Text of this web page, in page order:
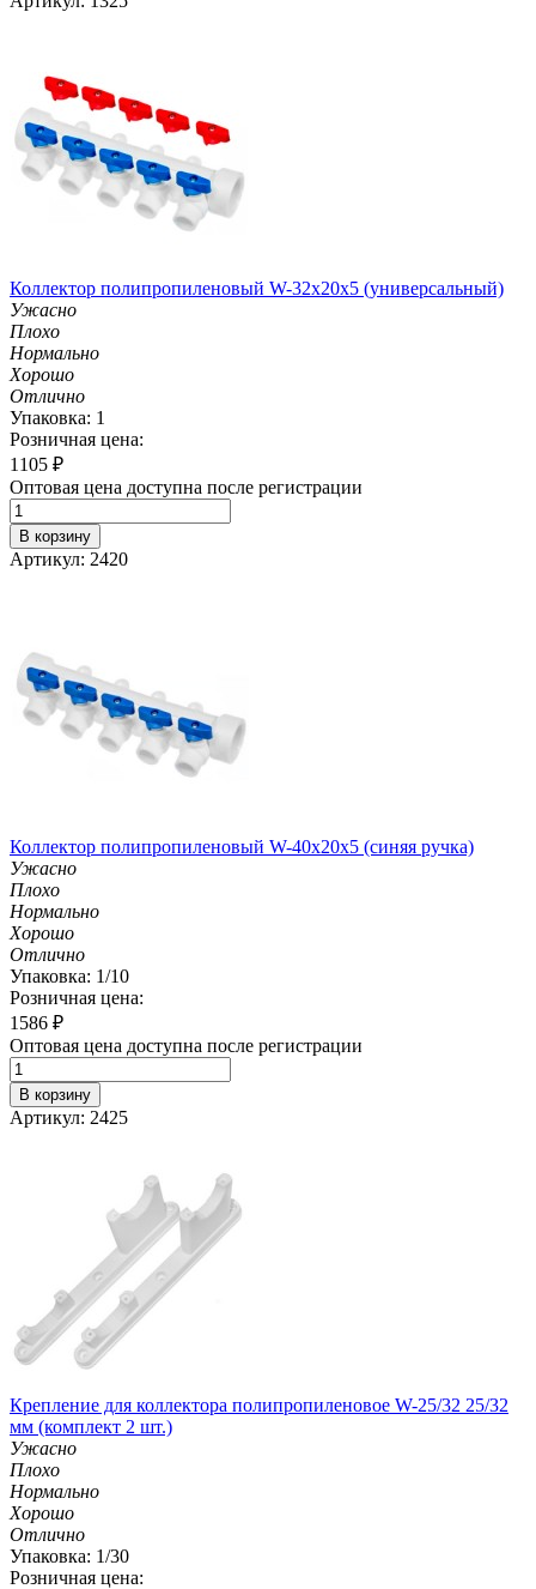
Коллектор полипропиленовый W-32х20х5 (универсальный)
Ужасно
Плохо
Нормально
Хорошо
Отлично
Упаковка: 1
Розничная цена:
1105 ₽
Оптовая цена доступна после регистрации
В корзину
Артикул: 2420
Коллектор полипропиленовый W-40х20х5 (синяя ручка)
Ужасно
Плохо
Нормально
Хорошо
Отлично
Упаковка: 1/10
Розничная цена:
1586 ₽
Оптовая цена доступна после регистрации
В корзину
Артикул: 2425
Крепление для коллектора полипропиленовое W-25/32 25/32
мм (комплект 2 шт.)
Ужасно
Плохо
Нормально
Хорошо
Отлично
Упаковка: 1/30
Розничная цена: